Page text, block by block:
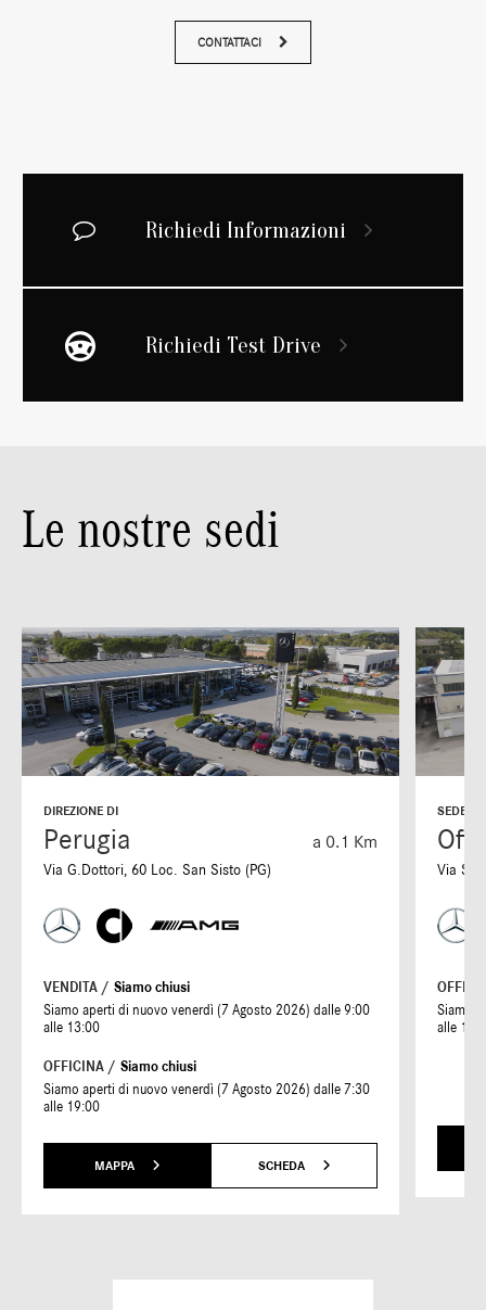
CONTATTACI
Richiedi Informazioni
Richiedi Test Drive
Le nostre sedi
DIREZIONE DI
Perugia a 0.1 Km
Via G.Dottori, 60 Loc. San Sisto (PG)
VENDITA / Siamo chiusi
Siamo aperti di nuovo venerdì (7 Agosto 2026) dalle 9:00
alle 13:00
OFFICINA / Siamo chiusi
Siamo aperti di nuovo venerdì (7 Agosto 2026) dalle 7:30
alle 19:00
MAPPA SCHEDA
SEDE DI
Via S.
Siamo
alle